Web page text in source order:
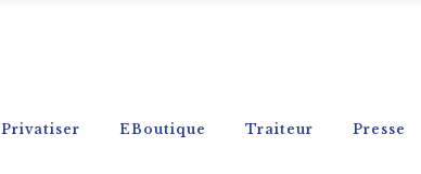
Privatiser EBoutique Traiteur Presse